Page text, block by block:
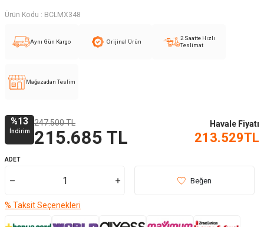
Ürün Kodu : BCLMX348
Aynı Gün Kargo Orijinal Ürün
2 Saatte Hızlı
Teslimat
Mağazadan Teslim
%13
İndirim
247.500TL
215.685 TL
Havale Fiyatı
213.529TL
ADET
Beğen
% Taksit Seçenekleri